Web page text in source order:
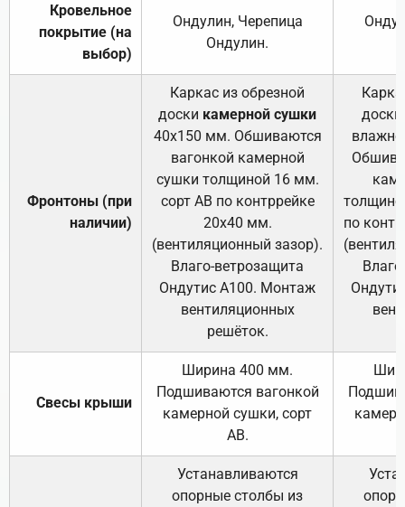
Кровельное
покрытие (на
выбор)
Ондулин, Черепица
Ондулин.
Фронтоны (при
наличии)
Каркас из обрезной
доски камерной сушки
40х150 мм. Обшиваются
вагонкой камерной
сушки толщиной 16 мм.
сорт АВ по контррейке
20х40 мм.
(вентиляционный зазор).
Влаго-ветрозащита
Ондутис А100. Монтаж
вентиляционных
решёток.
доски
по
Свесы крыши
Ширина 400 мм.
Подшиваются вагонкой
камерной сушки, сорт
АВ.
Устанавливаются
опорные столбы из